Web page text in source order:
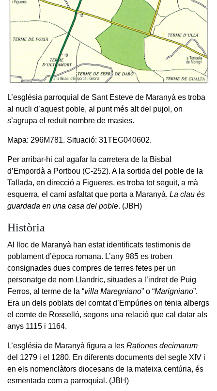
L’església parroquial de Sant Esteve de Maranyà es troba
al nucli d’aquest poble, al punt més alt del pujol, on
s’agrupa el reduït nombre de masies.
Mapa: 296M781. Situació: 31TEG040602.
Per arribar-hi cal agafar la carretera de la Bisbal
d’Empordà a Portbou (C-252). A la sortida del poble de la
Tallada, en direcció a Figueres, es troba tot seguit, a mà
esquerra, el camí asfaltat que porta a Maranyà. La clau és
guardada en una casa del poble. (JBH)
Història
Al lloc de Maranyà han estat identificats testimonis de
poblament d’època romana. L’any 985 es troben
consignades dues compres de terres fetes per un
personatge de nom Llandric, situades a l’indret de Puig
Ferros, al terme de la “villa Maregniano” o “Marigniano”.
Era un dels poblats del comtat d’Empúries on tenia albergs
el comte de Rosselló, segons una relació que cal datar als
anys 1115 i 1164.
L’església de Maranyà figura a les Rationes decimarum
del 1279 i el 1280. En diferents documents del segle XIV i
en els nomenclàtors diocesans de la mateixa centúria, és
esmentada com a parroquial. (JBH)